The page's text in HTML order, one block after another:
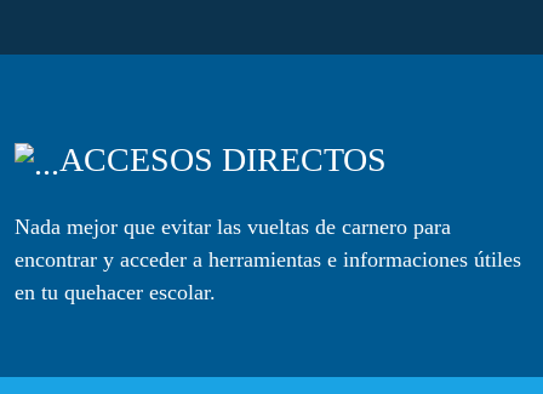
ACCESOS DIRECTOS
Nada mejor que evitar las vueltas de carnero para
encontrar y acceder a herramientas e informaciones útiles
en tu quehacer escolar.